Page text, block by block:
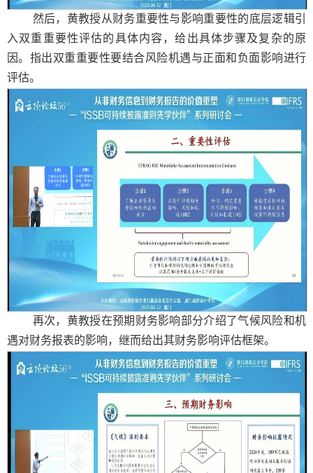
然后，黄教授从财务重要性与影响重要性的底层逻辑引
入双重重要性评估的具体内容，给出具体步骤及复杂的原
因。指出双重重要性要结合风险机遇与正面和负面影响进行
评估。
再次，黄教授在预期财务影响部分介绍了气候风险和机
遇对财务报表的影响，继而给出其财务影响评估框架。